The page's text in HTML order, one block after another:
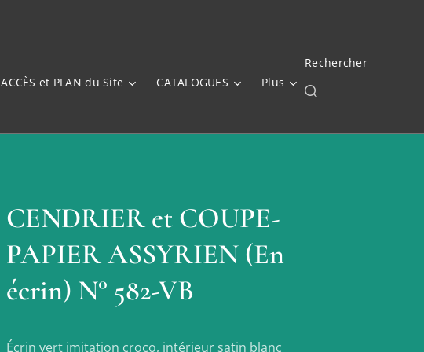
ACCÈS et PLAN du Site CATALOGUES Plus
Rechercher
CENDRIER et COUPE-
PAPIER ASSYRIEN (En
écrin) N° 582-VB
Écrin vert imitation croco, intérieur satin blanc